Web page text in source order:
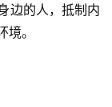
边的人，抵制内
。